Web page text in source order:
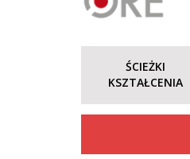
ŚCIEŻKI
KSZTAŁCENIA